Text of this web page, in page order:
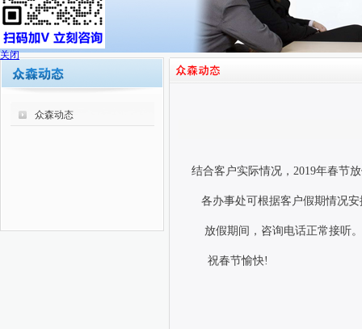
众森动态
结合客户实际情况， 2019年春节
各办事处可根据客户假期情况
放假期间，咨询电话正常接听。
祝春节愉快!
关闭